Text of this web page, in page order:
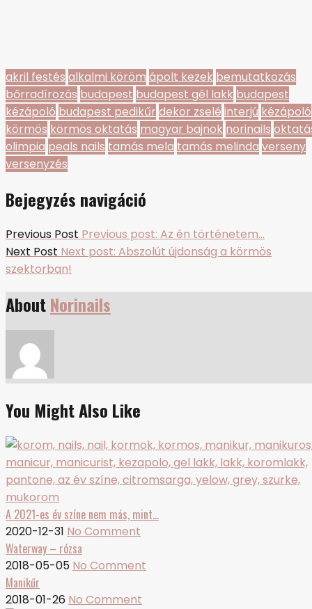
akril festés alkalmi köröm ápolt kezek bemutatkozás
bőrradírozás budapest budapest gél lakk budapest
kézápoló budapest pedikűr dekor zselé interjú kézápoló
körmös körmös oktatás magyar bajnok norinails
olimpia peals nails tamás mela tamás melinda verseny
versenyzés
Bejegyzés navigáció
Previous Post Previous post: Az én történetem…
Next Post Next post: Abszolút újdonság a körmös
szektorban!
AboutNorinails
You Might Also Like
A 2021-es év színe nem más, mint…
2020-12-31 No Comment
Waterway – rózsa
2018-05-05 No Comment
Manikűr
2018-01-26 No Comment